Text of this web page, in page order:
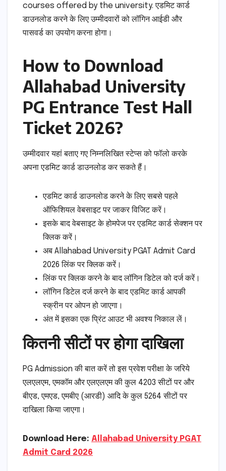
courses offered by the university. एडमिट कार्ड
डाउनलोड करने के लिए उम्मीदवारों को लॉगिन आईडी और
पासवर्ड का उपयोग करना होगा।
How to Download
Allahabad University
PG Entrance Test Hall
Ticket 2026?
उम्मीदवार यहां बताए गए निम्नलिखित स्टेप्स को फॉलो करके
अपना एडमिट कार्ड डाउनलोड कर सकते हैं।
एडमिट कार्ड डाउनलोड करने के लिए सबसे पहले
ऑफिशियल वेबसाइट पर जाकर विजिट करें।
इसके बाद वेबसाइट के होमपेज पर एडमिट कार्ड सेक्शन पर
क्लिक करें।
अब Allahabad University PGAT Admit Card
2026 लिंक पर क्लिक करें।
लिंक पर क्लिक करने के बाद लॉगिन डिटेल को दर्ज करें।
लॉगिन डिटेल दर्ज करने के बाद एडमिट कार्ड आपकी
स्क्रीन पर ओपन हो जाएगा।
अंत में इसका एक प्रिंट आउट भी अवश्य निकाल लें।
कितनी सीटों पर होगा दाखिला
PG Admission की बात करें तो इस प्रवेश परीक्षा के जरिये
एलएलएम, एमकॉम और एलएलएम की कुल 4203 सीटों पर और
बीएड, एमएड, एमबीए (आरडी) आदि के कुल 5264 सीटों पर
दाखिला किया जाएगा।
Download Here: Allahabad University PGAT
Admit Card 2026